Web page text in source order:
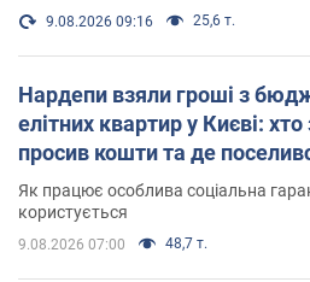
9.08.2026 09:16 25,6 т.
Нардепи взяли гроші з
елітних квартир у Києві:
просив кошти та де
Як працює особлива соціальна
користується
9.08.2026 07:00 48,7 т.